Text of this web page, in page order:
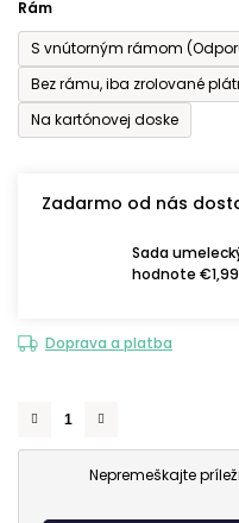
Rám
S vnútorným rámom
Bez rámu, iba zrolované
Na kartónovej doske
Zadarmo od nás
Sada
hodnote €1,99
Doprava a platba
Nepremeškajte